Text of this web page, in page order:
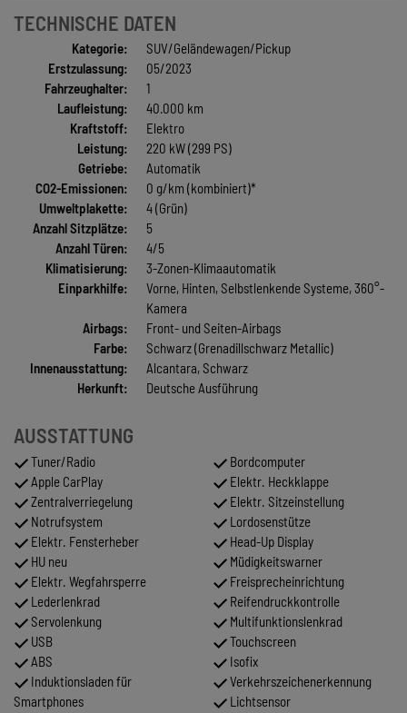
TECHNISCHE DATEN
Kategorie:
SUV/Geländewagen/Pickup
Erstzulassung:
05/2023
Fahrzeughalter:
1
Laufleistung:
40.000 km
Kraftstoff:
Elektro
Leistung:
220 kW (299 PS)
Getriebe:
Automatik
CO2-Emissionen:
0 g/km (kombiniert)*
Umweltplakette:
4 (Grün)
Anzahl Sitzplätze:
5
Anzahl Türen:
4/5
Klimatisierung:
3-Zonen-Klimaautomatik
Einparkhilfe:
Vorne, Hinten, Selbstlenkende Systeme, 360°-
Kamera
Airbags:
Front- und Seiten-Airbags
Farbe:
Schwarz (Grenadillschwarz Metallic)
Innenausstattung:
Alcantara, Schwarz
Herkunft:
Deutsche Ausführung
AUSSTATTUNG
Tuner/Radio
Apple CarPlay
Zentralverriegelung
Notrufsystem
Elektr. Fensterheber
HU neu
Elektr. Wegfahrsperre
Lederlenkrad
Servolenkung
USB
ABS
Induktionsladen für
Smartphones
Bordcomputer
Elektr. Heckklappe
Elektr. Sitzeinstellung
Lordosenstütze
Head-Up Display
Müdigkeitswarner
Freisprecheinrichtung
Reifendruckkontrolle
Multifunktionslenkrad
Touchscreen
Isofix
Verkehrszeichenerkennung
Lichtsensor